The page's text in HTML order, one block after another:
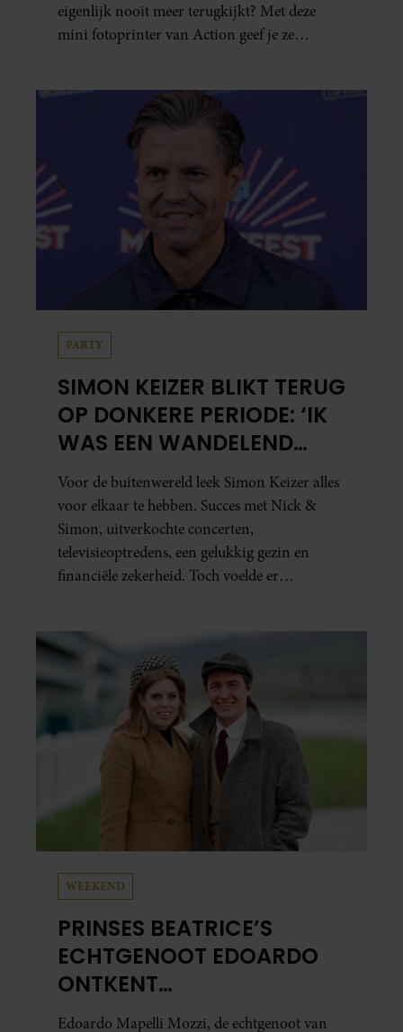
eigenlijk nooit meer terugkijkt? Met deze
mini fotoprinter van Action geef je ze
PARTY
SIMON KEIZER BLIKT TERUG
OP DONKERE PERIODE: ‘IK
WAS EEN WANDELEND
HOOFD’
Voor de buitenwereld leek Simon Keizer alles
voor elkaar te hebben. Succes met Nick &
Simon, uitverkochte concerten,
televisieoptredens, een gelukkig gezin en
financiële zekerheid. Toch voelde er
vertelt de zanger dat hij lange tijd vooral
overleefde en steeds verder van zijn gevoel
verwijderd raakte.
WEEKEND
PRINSES BEATRICE’S
ECHTGENOOT EDOARDO
ONTKENT
HUWELIJKSPROBLEMEN
Edoardo Mapelli Mozzi, de echtgenoot van